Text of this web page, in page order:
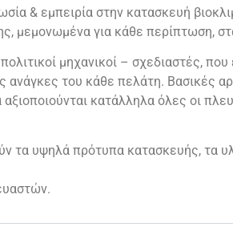
& εμπειρία στην κατασκευή
μεμονωμένα για κάθε περίπτωση,
μηχανικοί – σχεδιαστές,
του κάθε πελάτη. Βασικές
κατάλληλα όλες οι
τα υψηλά πρότυπα κατασκευής, τα